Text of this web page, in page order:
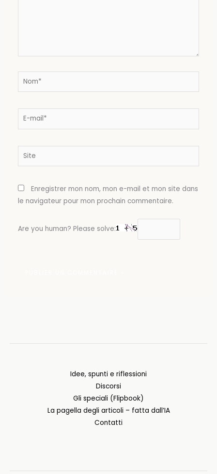
Nom*
E-
Site
Enregistrer mon nom, mon e-mail et mon site dans
le navigateur pour mon prochain commentaire.
Are you human? Please solve:
Idee, spunti e riflessioni
Discorsi
Gli speciali (Flipbook)
La pagella degli articoli – fatta dall’IA
Contatti